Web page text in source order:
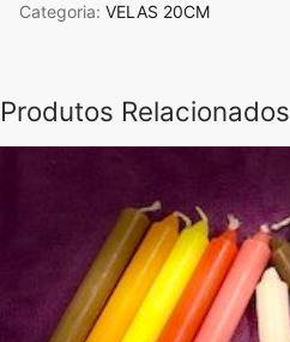
20cm
Categoria: VELAS 20CM
Produtos Relacionados